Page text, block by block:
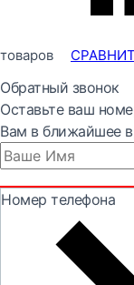
товаров
Обратный звонок
Оставьте ваш
Вам в ближайшее
Номер телефона